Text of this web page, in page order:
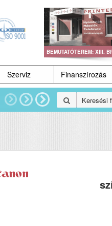
BEMUTATÓTEREM: XIII.
Szerviz Finanszírozás